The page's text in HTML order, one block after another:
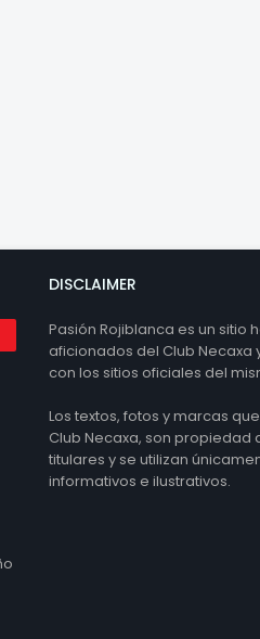
DISCLAIMER
Pasión Rojiblanca es un sitio
aficionados del Club Necaxa
con los sitios oficiales del
Los textos, fotos y marcas
Club Necaxa, son propiedad
titulares y se utilizan
informativos e ilustrativos.